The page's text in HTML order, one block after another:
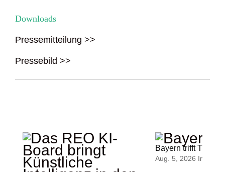
Downloads
Pressemitteilung >>
Pressebild >>
Bayern trifft Tirol
Aug. 5, 2026